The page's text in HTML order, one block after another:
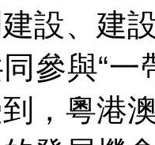
設、建
參與“一
，粵港